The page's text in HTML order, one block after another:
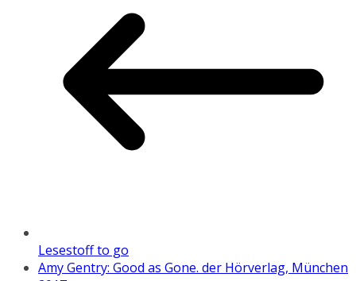
Lesestoff to go
Amy Gentry: Good as Gone. der Hörverlag, München